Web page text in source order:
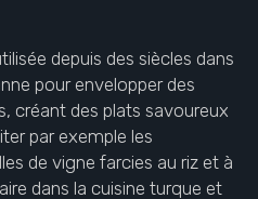
depuis des siècles dans
pour envelopper des
créant des plats savoureux
par exemple les
de vigne farcies au riz et à
dans la cuisine turque et